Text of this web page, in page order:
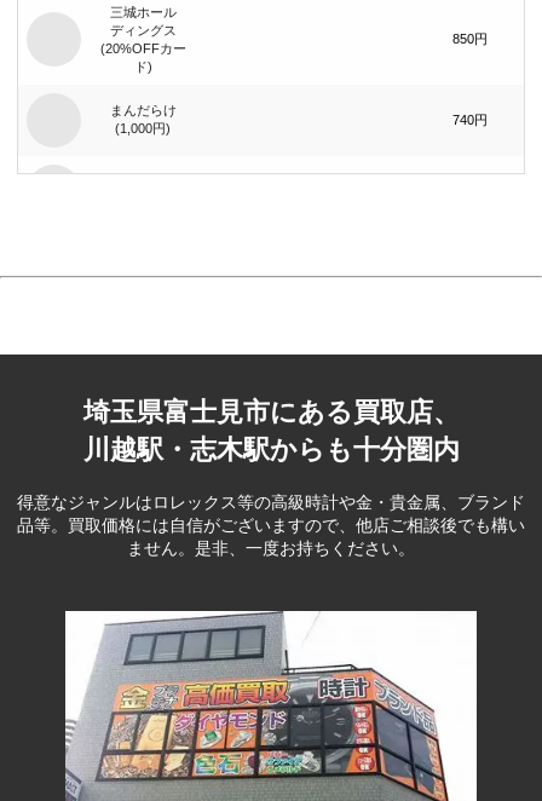
三城ホール
ディングス
(20%OFFカー
ド)
850円
まんだらけ
(1,000円)
740円
ハウス）(1,000
コーポレー
390円
ベリテ(5,000
コーポレー
ション(100円)
80円
フェスタリア
ファーマライ
ズホールディ
ングス(500円)
ヒラキ(2000円)
ヒマラヤ(1,000
円)
埼玉県富士見市にある買取店、
川越駅・志木駅からも十分圏内
得意なジャンルはロレックス等の高級時計や金・貴金属、ブランド
品等。 買取価格には自信がございますので、他店ご相談後でも構い
ません。是非、一度お持ちください。